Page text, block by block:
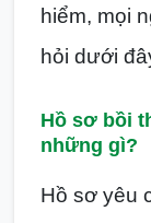
hiểm, mọi
hỏi dưới
Hồ sơ bồi
những gì?
Hồ sơ yêu